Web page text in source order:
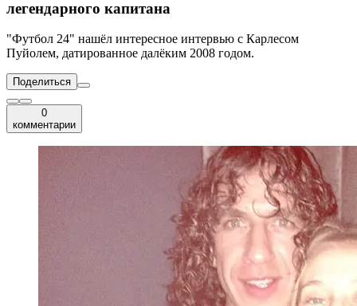
легендарного капитана
"Футбол 24" нашёл интересное интервью с Карлесом
Пуйолем, датированное далёким 2008 годом.
Поделиться
0
комментарии